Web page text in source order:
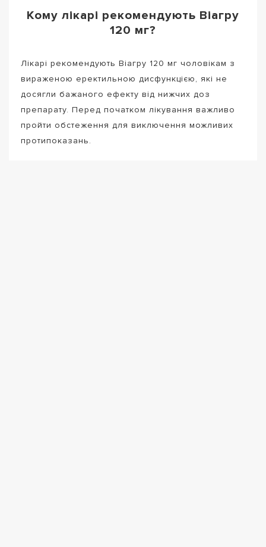
Кому лікарі рекомендують Віагру
120 мг?
Лікарі рекомендують Віагру 120 мг чоловікам з
вираженою еректильною дисфункцією, які не
досягли бажаного ефекту від нижчих доз
препарату. Перед початком лікування важливо
пройти обстеження для виключення можливих
протипоказань.